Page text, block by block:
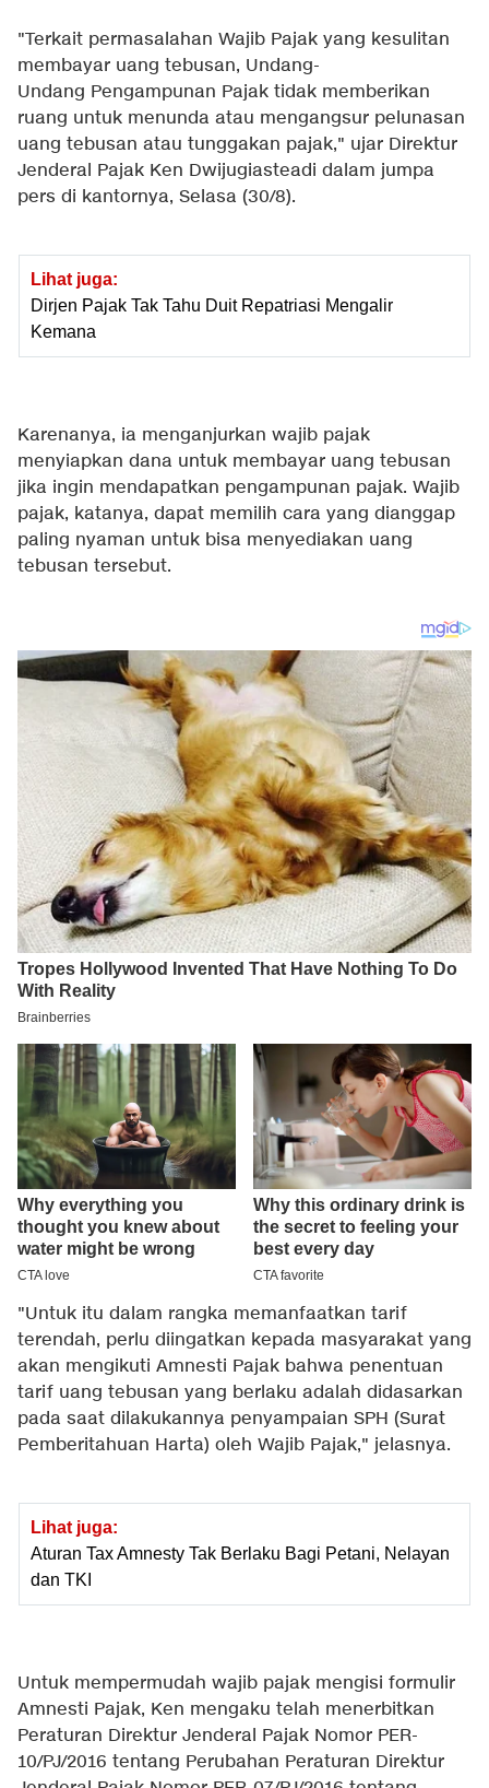
"Terkait permasalahan Wajib Pajak yang kesulitan
membayar uang tebusan, Undang-
Undang Pengampunan Pajak tidak memberikan
ruang untuk menunda atau mengangsur pelunasan
uang tebusan atau tunggakan pajak," ujar Direktur
Jenderal Pajak Ken Dwijugiasteadi dalam jumpa
pers di kantornya, Selasa (30/8).
Lihat juga:
Dirjen Pajak Tak Tahu Duit Repatriasi Mengalir
Kemana
Karenanya, ia menganjurkan wajib pajak
menyiapkan dana untuk membayar uang tebusan
jika ingin mendapatkan pengampunan pajak. Wajib
pajak, katanya, dapat memilih cara yang dianggap
paling nyaman untuk bisa menyediakan uang
tebusan tersebut.
"Untuk itu dalam rangka memanfaatkan tarif
terendah, perlu diingatkan kepada masyarakat yang
akan mengikuti Amnesti Pajak bahwa penentuan
tarif uang tebusan yang berlaku adalah didasarkan
pada saat dilakukannya penyampaian SPH (Surat
Pemberitahuan Harta) oleh Wajib Pajak," jelasnya.
Lihat juga:
Aturan Tax Amnesty Tak Berlaku Bagi Petani, Nelayan
dan TKI
Untuk mempermudah wajib pajak mengisi formulir
Amnesti Pajak, Ken mengaku telah menerbitkan
Peraturan Direktur Jenderal Pajak Nomor PER-
10/PJ/2016 tentang Perubahan Peraturan Direktur